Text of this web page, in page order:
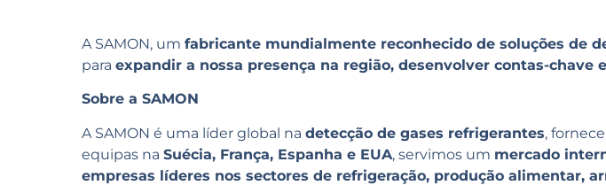
A SAMON, um fabricante mundialmente reconhecido de soluções de
para expandir a nossa presença na região, desenvolver contas-chave
Sobre a SAMON
A SAMON é uma líder global na detecção de gases refrigerantes,
equipas na Suécia, França, Espanha e EUA, servimos um mercado
empresas líderes nos sectores de refrigeração, produção alimentar,